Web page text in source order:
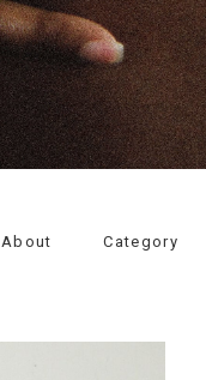
About Category